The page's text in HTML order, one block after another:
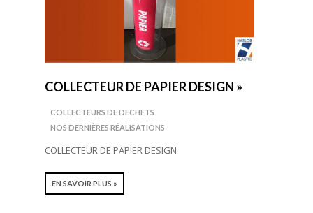
COLLECTEUR DE PAPIER DESIGN »
COLLECTEURS DE DECHETS
NOS DERNIÈRES RÉALISATIONS
COLLECTEUR DE PAPIER DESIGN
EN SAVOIR PLUS »